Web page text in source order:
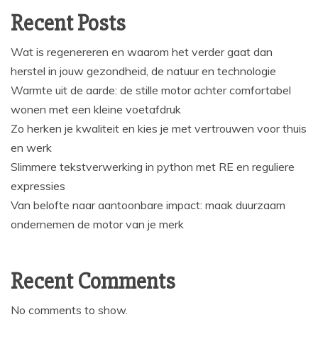
Recent Posts
Wat is regenereren en waarom het verder gaat dan
herstel in jouw gezondheid, de natuur en technologie
Warmte uit de aarde: de stille motor achter comfortabel
wonen met een kleine voetafdruk
Zo herken je kwaliteit en kies je met vertrouwen voor thuis
en werk
Slimmere tekstverwerking in python met RE en reguliere
expressies
Van belofte naar aantoonbare impact: maak duurzaam
ondernemen de motor van je merk
Recent Comments
No comments to show.